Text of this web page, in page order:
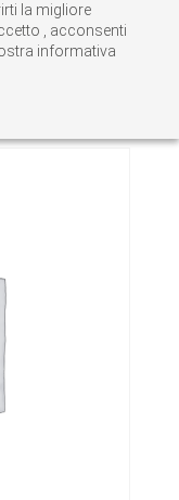
la migliore
, acconsenti
informativa